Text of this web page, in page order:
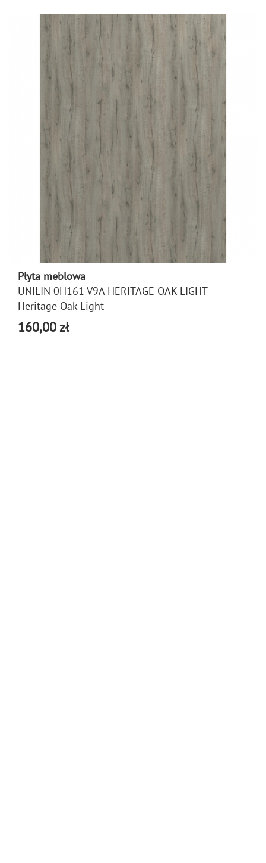
Płyta meblowa
UNILIN 0H161 V9A HERITAGE OAK LIGHT
Heritage Oak Light
160,00 zł